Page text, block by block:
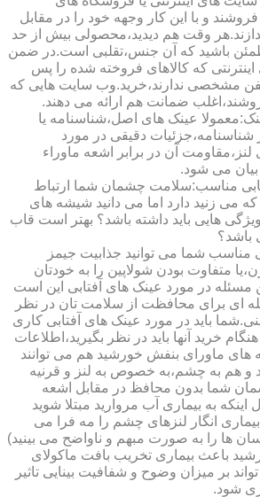
و با این کار وجهه خود را در مقابل
وقت هم دیدید،محصولی بیش از حد
باشید که آن جنس،تقلبی است.در ضمن
که کالاهای فروخته شده را پس
مشخصی ندارند،خرید.وب سایت هایی که
ضمانت هم ارائه می دهند.
عینک های اصل،شناسنامه یا
شناسنامه،جزئیات دقیقی در مورد
آن در برابر اشعه ماوراء
می شود.
مناسب:سلامت چشمان شما ارتباط
که می زنید دارد اما می دانید شیشه های
هایی باید داشته باشد؟ بهتر است قاب
باشد؟
مناسب شما می توانید جذابیت جیمز
متفاوت بودن شولاپین را به خودتان
مسئله در مورد عینک های آفتابی این است
ای برای محافظت از سلامت تان در نظر
باید در مورد عینک های آفتابی کاری
خرید آنها باید در نظر بگیرید،اطلاعات
های ماورای بنفش خورشید هم می توانند
و هم به چشم،به خصوص به لنز و قرنیه
شما بدون محافظ در مقابل اشعه
اینکه به بیماری آب مروارید مبتلا شوید
انگار لنزهای چشم را مه فرا می
ها را به صورت مبهم و ناواضح می بینید)
باعث بیماری تخریب بافت ماکولای
بر میزان وضوح و شفافیت بینایی تاثیر
شود.